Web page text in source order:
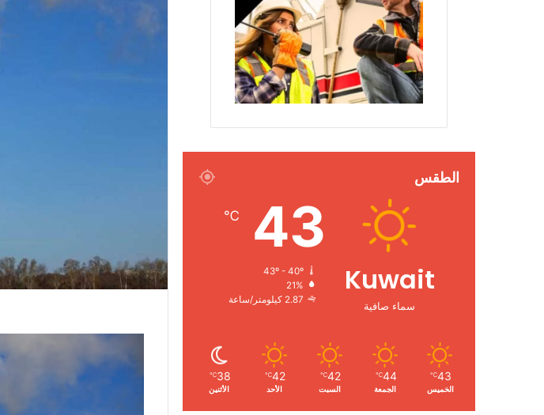
الطقس
Kuwait
سماء صافية
43
℃
43º - 40º
21%
2.87 كيلومتر/ساعة
43
℃
الخميس
44
℃
الجمعة
42
℃
السبت
42
℃
الأحد
38
℃
الأثنين